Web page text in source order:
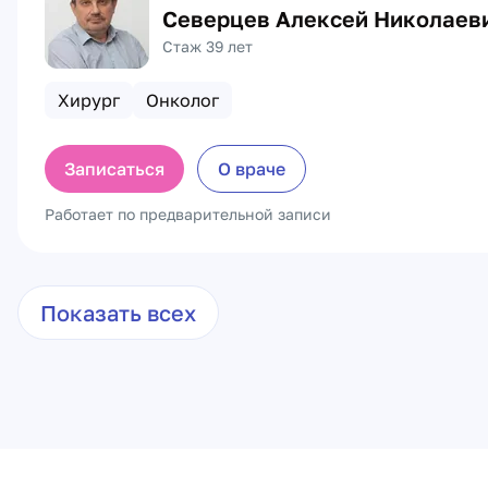
Северцев Алексей
Стаж 39 лет
Хирург Онколог
Записаться О враче
Работает по предварительной записи
Показать всех